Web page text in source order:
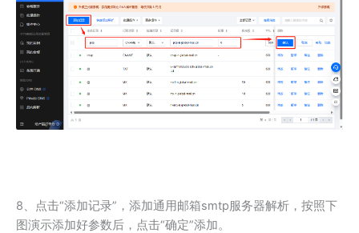
8、点击“添加记录”，添加通用邮箱smtp服务器解析，按照下
图演示添加好参数后，点击“确定”添加。